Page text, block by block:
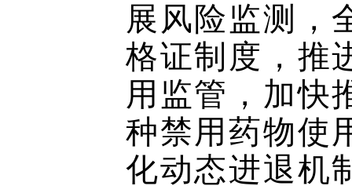
展风险监测，
格证制度，推
用监管，加快
种禁用药物使
化动态进退机